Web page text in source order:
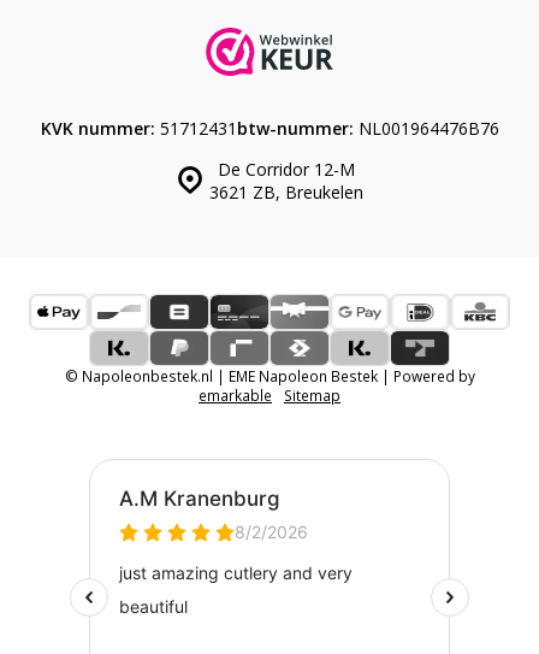
De Corridor 12-M
3621 ZB, Breukelen
KVK nummer: 51712431 btw-nummer: NL001964476B76
© Napoleonbestek.nl | EME Napoleon Bestek | Powered by
emarkable
Sitemap